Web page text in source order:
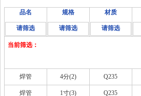
品名
请筛选
规格
请筛选
材质
请筛选
当前筛选：
焊管 4分(2) Q235
焊管 1寸(3) Q235